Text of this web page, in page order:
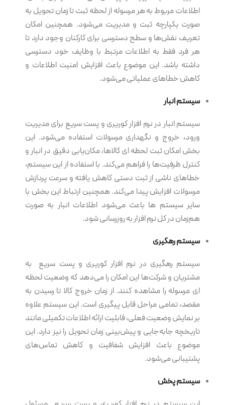
اطلاعات مربوط به هر مرسوله از لحظه ثبت تا زمان تحویل به
صورت یکپارچه ثبت و مدیریت می‌شود. همچنین امکان
تعریف نقش‌ها و سطح دسترسی برای کارکنان وجود دارد تا
هر فرد فقط به اطلاعات مرتبط با وظایف خود دسترسی
داشته باشد. این موضوع باعث افزایش امنیت اطلاعات و
کاهش خطاهای عملیاتی می‌شود.
سیستم انبار
سیستم انبار در نرم‌ افزار کوریری و پست سریع برای مدیریت
ورود، خروج و نگهداری مرسولات استفاده می‌شود. این
بخش امکان ثبت لحظه ای کالاها، مکان‌یابی دقیق در انبار و
کنترل ظرفیت‌ها را فراهم می‌کند. با استفاده از این سیستم،
خطاهای ناشی از ثبت دستی کاهش یافته و سرعت پردازش
مرسولات افزایش پیدا می‌کند. همچنین ارتباط این بخش با
سایر سیستم ها باعث می‌شود اطلاعات انبار به صورت
هم‌زمان در کل نرم‌ افزار به روزرسانی شود.
سیستم رهگیری
سیستم رهگیری در نرم افزار کوریری و پست سریع به
مشتریان و شرکت‌ها این امکان را می‌دهد که وضعیت لحظه
ای مرسوله را مشاهده کنند. از زمان خروج کالا تا رسیدن به
مقصد، تمامی مراحل قابل پیگیری است. این سیستم علاوه
بر نمایش وضعیت فعلی، قابلیت ارائه اطلاعات تکمیلی مانند
تاریخچه جابه‌جایی و پیش‌بینی زمان تحویل را نیز دارد. این
موضوع باعث افزایش شفافیت و کاهش تماس‌های
پشتیبانی می‌شود.
سیستم پخش